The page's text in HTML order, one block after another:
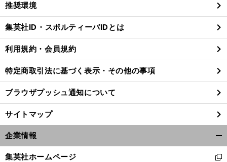
閉
る
推奨環境
集英社ID・スポルティーバIDとは
利用規約・会員規約
特定商取引法に基づく表示・その他の事項
ブラウザプッシュ通知について
サイトマップ
企業情報
集英社ホームページ
新